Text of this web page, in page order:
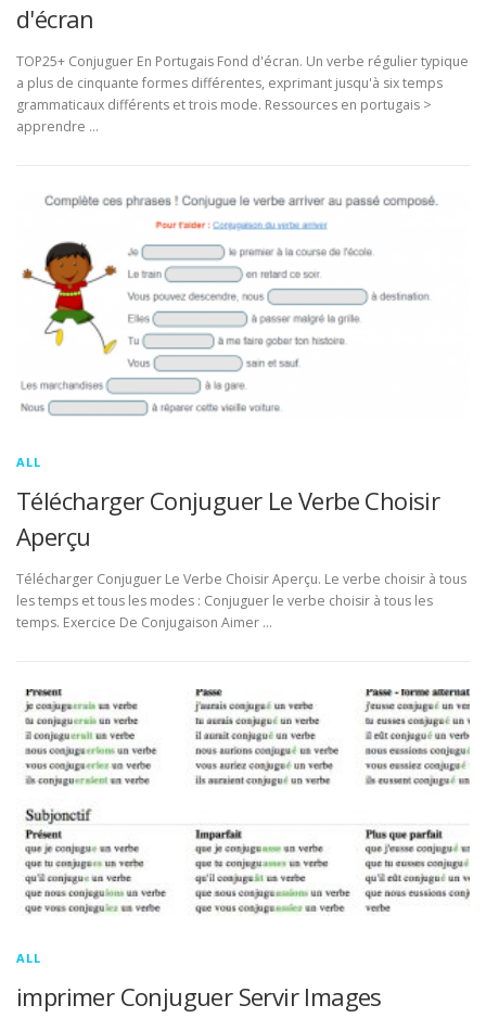
d'écran
TOP25+ Conjuguer En Portugais Fond d'écran. Un verbe régulier typique
a plus de cinquante formes différentes, exprimant jusqu'à six temps
grammaticaux différents et trois mode. Ressources en portugais >
apprendre …
ALL
Télécharger Conjuguer Le Verbe Choisir
Aperçu
Télécharger Conjuguer Le Verbe Choisir Aperçu. Le verbe choisir à tous
les temps et tous les modes : Conjuguer le verbe choisir à tous les
temps. Exercice De Conjugaison Aimer …
ALL
imprimer Conjuguer Servir Images